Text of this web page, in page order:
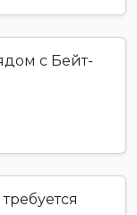
с Бейт-